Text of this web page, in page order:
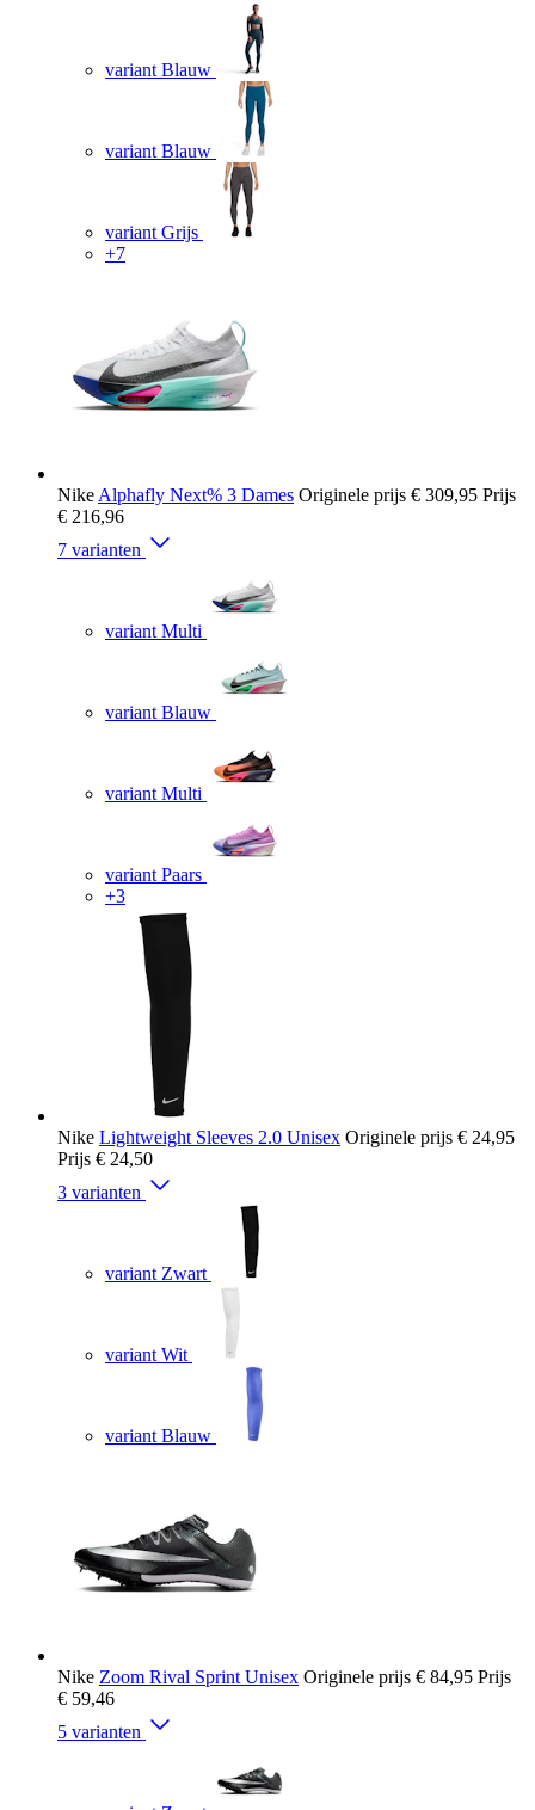
variant Blauw
variant Blauw
variant Grijs
+7
Nike Alphafly Next% 3 Dames Originele prijs € 309,95 Prijs
€ 216,96
7 varianten
variant Multi
variant Blauw
variant Multi
variant Paars
+3
Nike Lightweight Sleeves 2.0 Unisex Originele prijs € 24,95
Prijs € 24,50
3 varianten
variant Zwart
variant Wit
variant Blauw
Nike Zoom Rival Sprint Unisex Originele prijs € 84,95 Prijs
€ 59,46
5 varianten